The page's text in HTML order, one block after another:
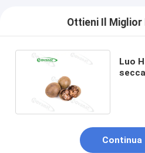
Ottieni Il Miglior
Luo
Continua